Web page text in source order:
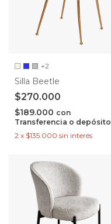
+2
Silla Beetle
$270.000
$189.000 con
Transferencia o depósito
2 x $135.000 sin interés